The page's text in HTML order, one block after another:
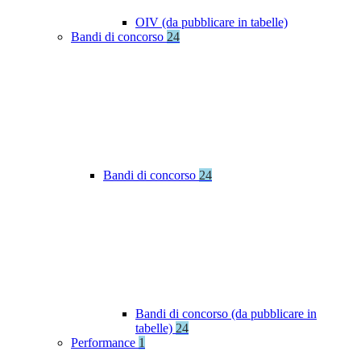
OIV (da pubblicare in tabelle)
Bandi di concorso 24
Bandi di concorso 24
Bandi di concorso (da pubblicare in
tabelle) 24
Performance 1